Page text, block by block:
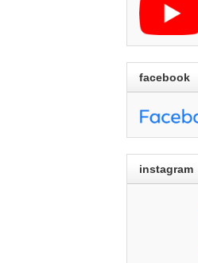
facebook
instagram